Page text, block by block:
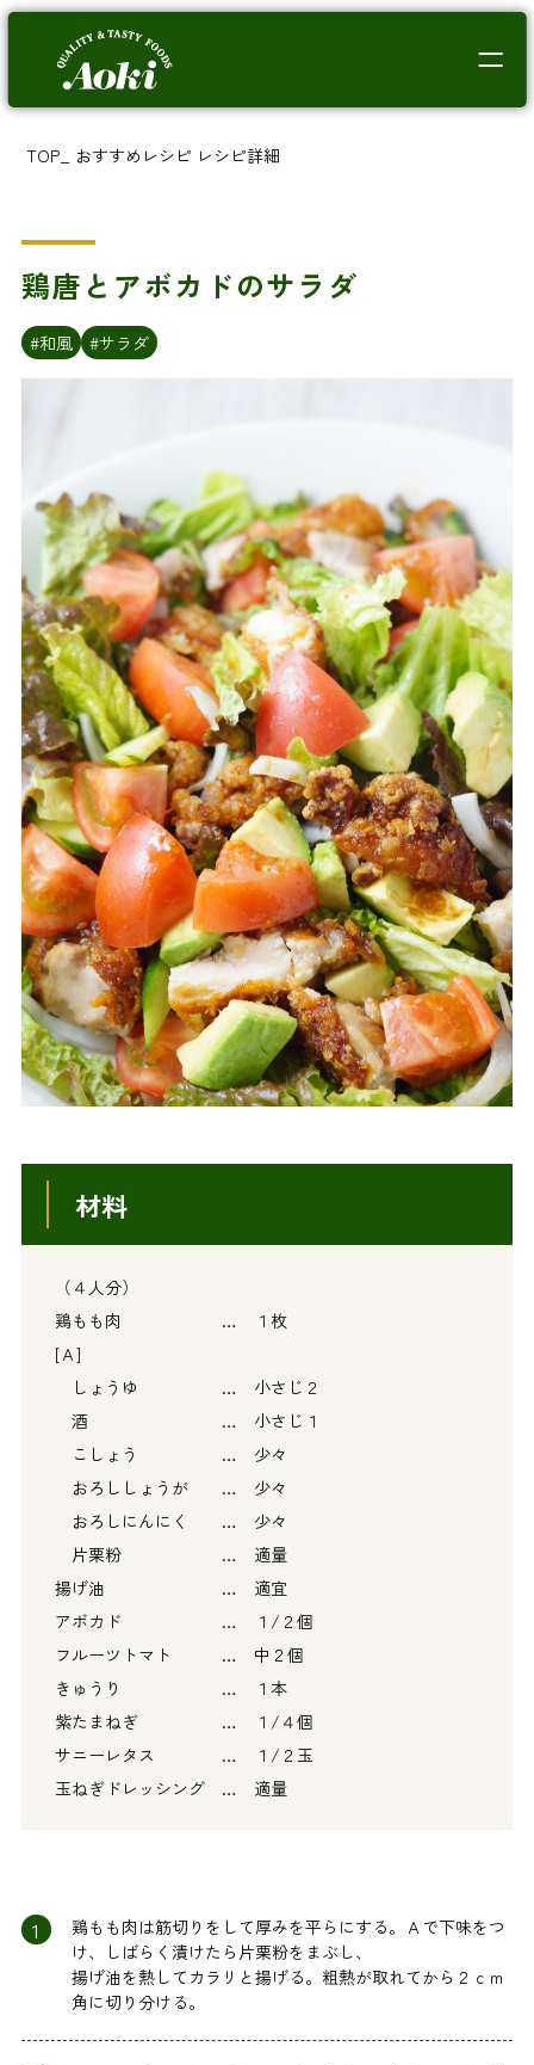
TOP おすすめレシピ レシピ詳細
鶏唐とアボカドのサラダ
#和風 #サラダ
材料
（４人分）
鶏もも肉 … １枚
[Ａ]
しょうゆ … 小さじ２
酒 … 小さじ１
こしょう … 少々
おろししょうが … 少々
おろしにんにく … 少々
片栗粉 … 適量
揚げ油 … 適宜
アボカド … １/２個
フルーツトマト … 中２個
きゅうり … １本
紫たまねぎ … １/４個
サニーレタス … １/２玉
玉ねぎドレッシング … 適量
1
鶏もも肉は筋切りをして厚みを平らにする。Ａで下味をつ
け、しばらく漬けたら片栗粉をまぶし、
揚げ油を熱してカラリと揚げる。粗熱が取れてから２ｃｍ
角に切り分ける。